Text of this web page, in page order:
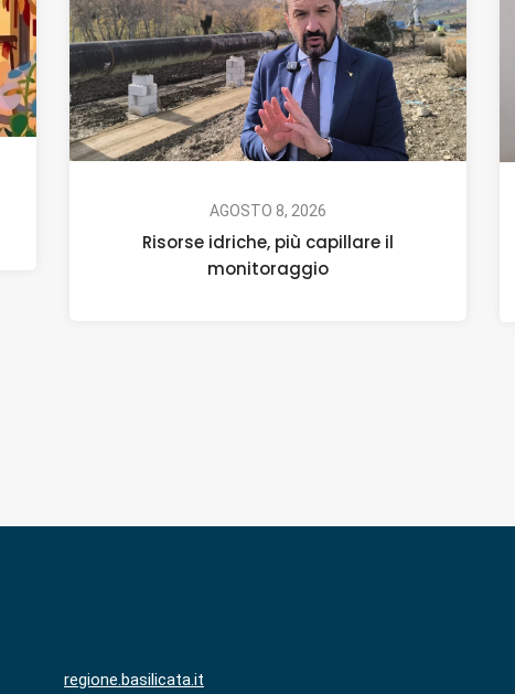
AGOSTO 8, 2026
Risorse idriche, più capillare il
monitoraggio
regione.basilicata.it